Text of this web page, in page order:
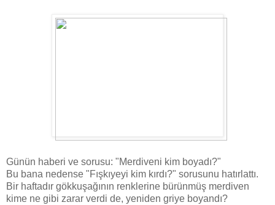
Günün haberi ve sorusu: "Merdiveni kim boyadı?"
Bu bana nedense "Fışkıyeyi kim kırdı?" sorusunu hatırlattı.
Bir haftadır gökkuşağının renklerine bürünmüş merdiven
kime ne gibi zarar verdi de, yeniden griye boyandı?